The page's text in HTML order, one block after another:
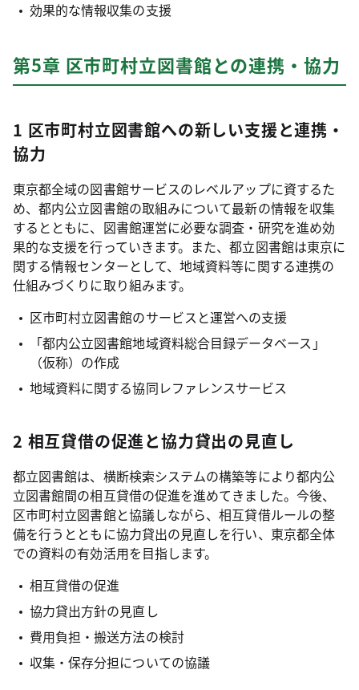
効果的な情報収集の支援
第5章 区市町村立図書館との連携・協力
1 区市町村立図書館への新しい支援と連携・
協力
東京都全域の図書館サービスのレベルアップに資するた
め、都内公立図書館の取組みについて最新の情報を収集
するとともに、図書館運営に必要な調査・研究を進め効
果的な支援を行っていきます。また、都立図書館は東京に
関する情報センターとして、地域資料等に関する連携の
仕組みづくりに取り組みます。
区市町村立図書館のサービスと運営への支援
「都内公立図書館地域資料総合目録データベース」
（仮称）の作成
地域資料に関する協同レファレンスサービス
2 相互貸借の促進と協力貸出の見直し
都立図書館は、横断検索システムの構築等により都内公
立図書館間の相互貸借の促進を進めてきました。今後、
区市町村立図書館と協議しながら、相互貸借ルールの整
備を行うとともに協力貸出の見直しを行い、東京都全体
での資料の有効活用を目指します。
相互貸借の促進
協力貸出方針の見直し
費用負担・搬送方法の検討
収集・保存分担についての協議